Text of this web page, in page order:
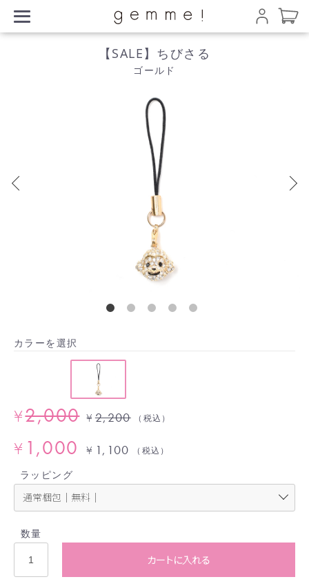
【SALE】ちびさる
ゴールド
カラーを選択
¥2,000
¥ 1,000
¥ 2,200 （税込）
¥ 1,100 （税込）
ラッピング
数量
カートに入れる